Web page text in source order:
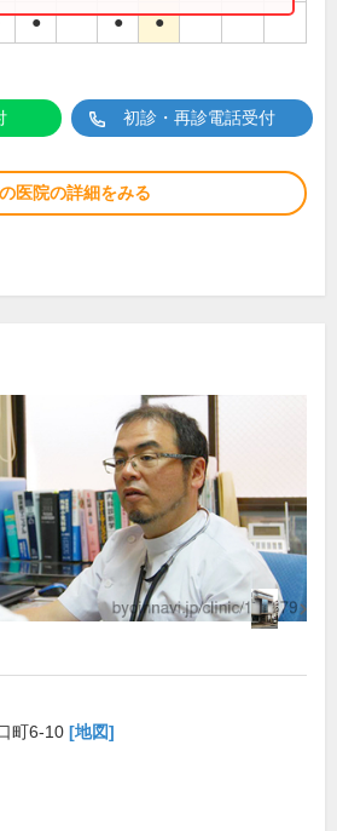
● ● ●
初診・再診電話受付
医院の詳細をみる
町6-10 [地図]